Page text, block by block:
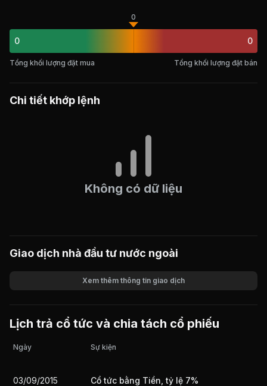
0
0
0
Tổng khối lượng đặt mua Tổng khối lượng đặt bán
Chi tiết khớp lệnh
Không có dữ liệu
Giao dịch nhà đầu tư nước ngoài
Giá trị giao dịch
Xem thêm thông tin giao dịch
Lịch trả cổ tức và chia tách cổ phiếu
Ngày Sự kiện
03/09/2015 Cổ tức bằng Tiền, tỷ lệ 7%